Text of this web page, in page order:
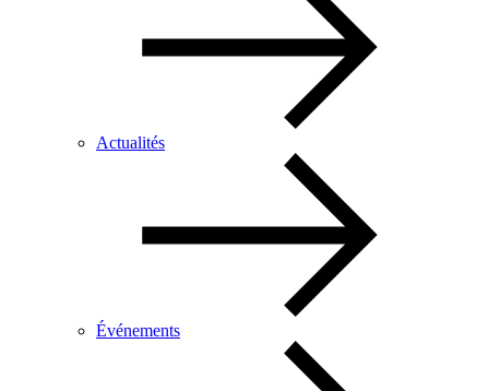
Actualités
Événements